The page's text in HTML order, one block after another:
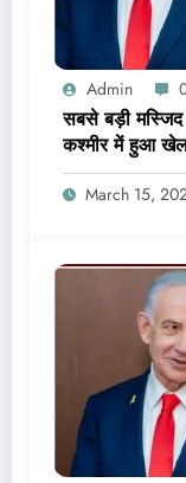
Admin
सबसे बड़ी
कश्मीर में हुआ
March 15,